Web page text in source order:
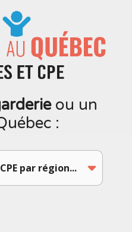
ou un
: